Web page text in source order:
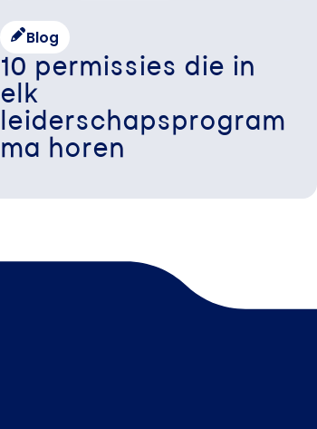
Blog
10 permissies die in
elk
leiderschapsprogram
ma horen